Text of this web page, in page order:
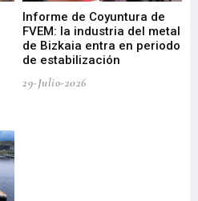
Informe de Coyuntura de
FVEM: la industria del metal
de Bizkaia entra en periodo
de estabilización
29-Julio-2026